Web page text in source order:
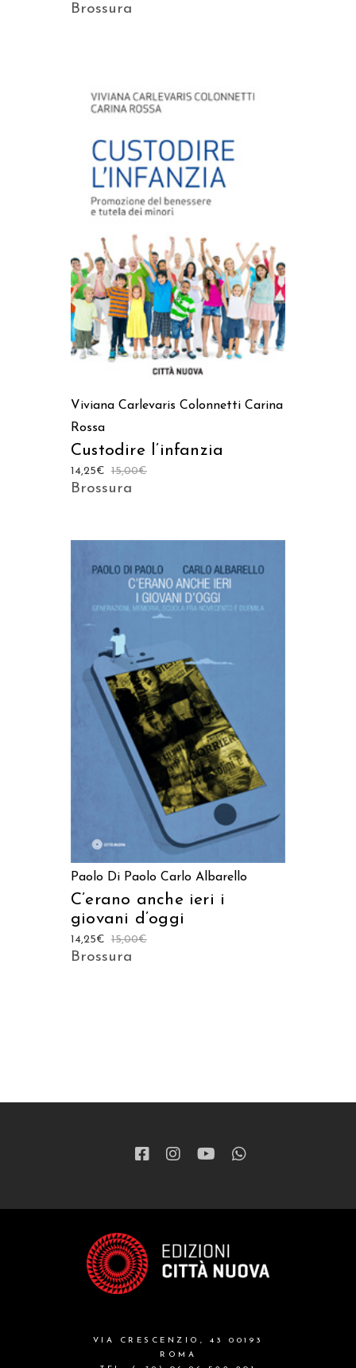
Brossura
Viviana Carlevaris Colonnetti Carina
Rossa
Custodire l’infanzia
15,00€
14,25€
Brossura
AGGIUNGI AL CARRELLO
Paolo Di Paolo Carlo Albarello
C’erano anche ieri i
giovani d’oggi
15,00€
14,25€
Brossura
VIA CRESCENZIO, 43 00193
ROMA